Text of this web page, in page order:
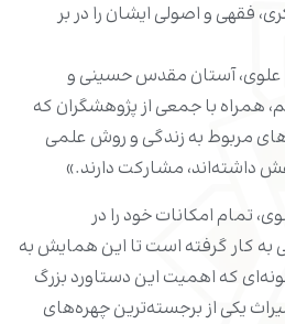
فقهی و اصولی ایشان را در بر
علوی، آستان مقدس حسینی و
همراه با جمعی از پژوهشگران که
مربوط به زندگی و روش علمی
داشته‌اند، مشارکت دارند.»
تمام امکانات خود را در
‌کار گرفته است تا این همایش به
که اهمیت این دستاورد بزرگ
یکی از برجسته‌ترین چهره‌های